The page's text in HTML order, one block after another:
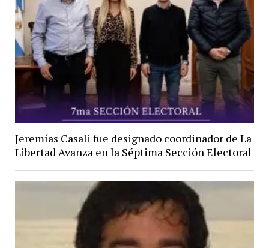
Jeremías Casali fue designado coordinador de La
Libertad Avanza en la Séptima Sección Electoral